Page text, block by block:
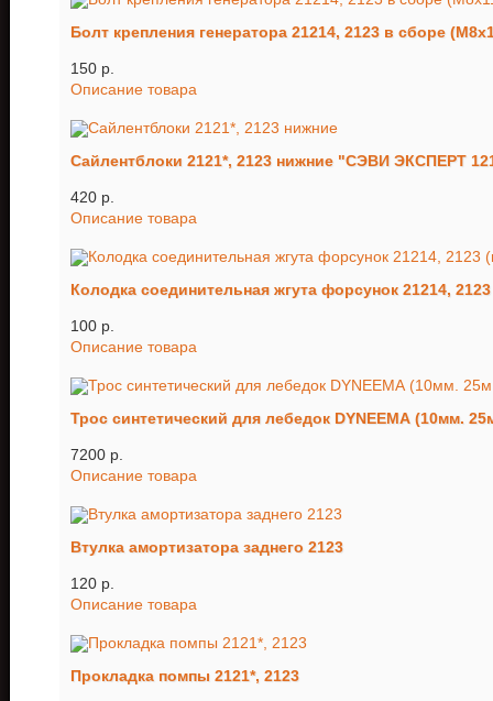
Болт крепления генератора 21214, 2123 в сборе
150 p.
Описание товара
Сайлентблоки 2121*, 2123 нижние "СЭВИ ЭКСПЕРТ
420 p.
Описание товара
Колодка соединительная жгута форсунок 21214,
100 p.
Описание товара
Трос синтетический для лебедок DYNEEMA (10мм.
7200 p.
Описание товара
Втулка амортизатора заднего 2123
120 p.
Описание товара
Прокладка помпы 2121*, 2123